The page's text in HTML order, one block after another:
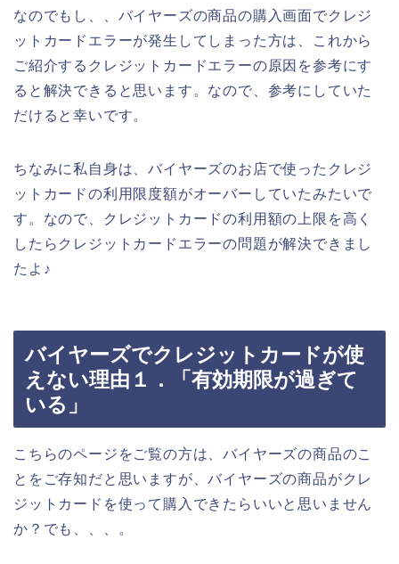
なのでもし、、バイヤーズの商品の購入画面でクレジ
ットカードエラーが発生してしまった方は、これから
ご紹介するクレジットカードエラーの原因を参考にす
ると解決できると思います。なので、参考にしていた
だけると幸いです。
ちなみに私自身は、バイヤーズのお店で使ったクレジ
ットカードの利用限度額がオーバーしていたみたいで
す。なので、クレジットカードの利用額の上限を高く
したらクレジットカードエラーの問題が解決できまし
たよ♪
バイヤーズでクレジットカードが使
えない理由１．「有効期限が過ぎて
いる」
こちらのページをご覧の方は、バイヤーズの商品のこ
とをご存知だと思いますが、バイヤーズの商品がクレ
ジットカードを使って購入できたらいいと思いません
か？でも、、、。